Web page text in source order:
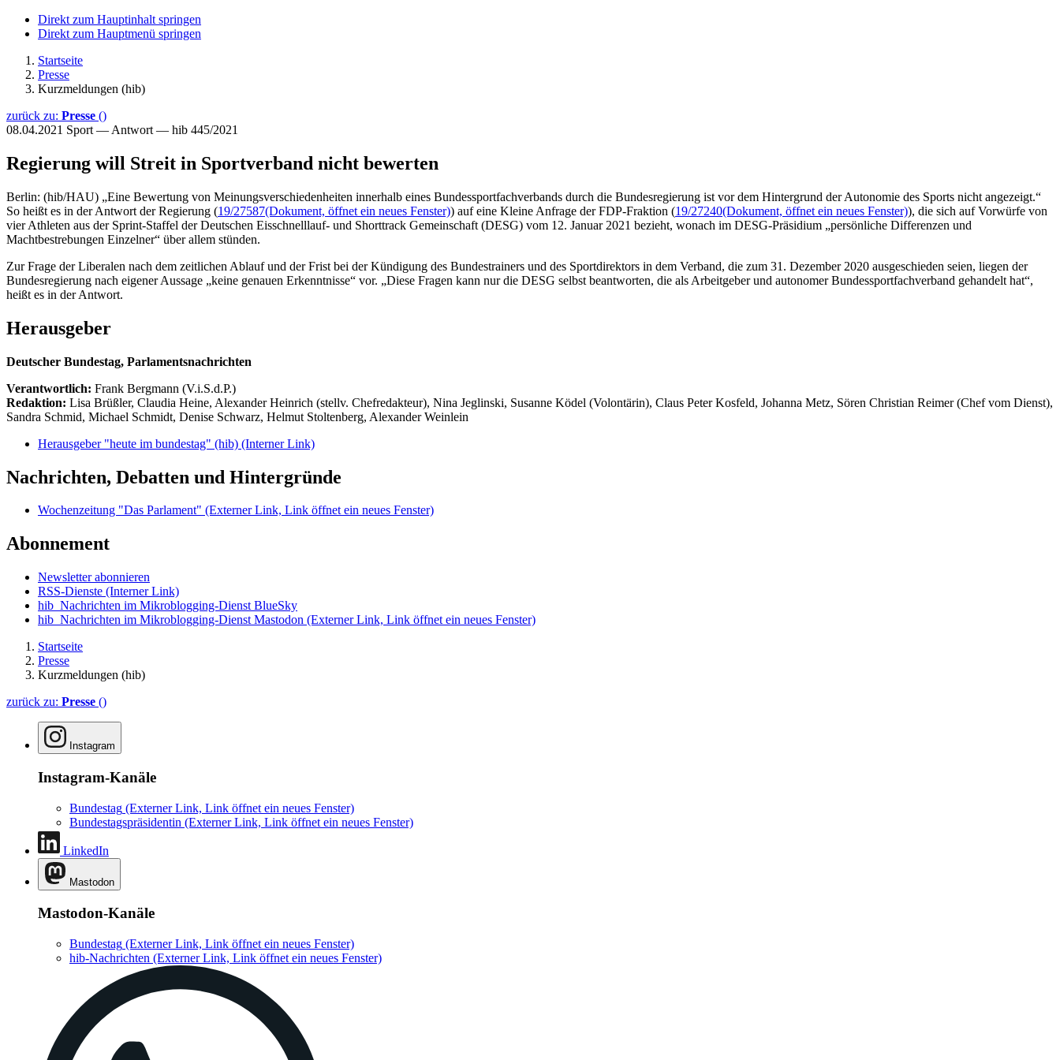
Direkt zum Hauptinhalt springen
Direkt zum Hauptmenü springen
Startseite
Presse
Kurzmeldungen (hib)
zurück zu: Presse ()
08.04.2021 Sport — Antwort — hib 445/2021
Regierung will Streit in Sportverband nicht bewerten
Berlin: (hib/HAU) „Eine Bewertung von Meinungsverschiedenheiten innerhalb eines Bundessportfachverbands durch die Bundesregierung ist vor dem Hintergrund der Autonomie des Sports nicht angezeigt.“
So heißt es in der Antwort der Regierung (19/27587(Dokument, öffnet ein neues Fenster)) auf eine Kleine Anfrage der FDP-Fraktion (19/27240(Dokument, öffnet ein neues Fenster)), die sich auf Vorwürfe von
vier Athleten aus der Sprint-Staffel der Deutschen Eisschnelllauf- und Shorttrack Gemeinschaft (DESG) vom 12. Januar 2021 bezieht, wonach im DESG-Präsidium „persönliche Differenzen und
Machtbestrebungen Einzelner“ über allem stünden.
Zur Frage der Liberalen nach dem zeitlichen Ablauf und der Frist bei der Kündigung des Bundestrainers und des Sportdirektors in dem Verband, die zum 31. Dezember 2020 ausgeschieden seien, liegen der
Bundesregierung nach eigener Aussage „keine genauen Erkenntnisse“ vor. „Diese Fragen kann nur die DESG selbst beantworten, die als Arbeitgeber und autonomer Bundessportfachverband gehandelt hat“,
heißt es in der Antwort.
Herausgeber
Deutscher Bundestag, Parlamentsnachrichten
Verantwortlich: Frank Bergmann (V.i.S.d.P.)
Redaktion: Lisa Brüßler, Claudia Heine, Alexander Heinrich (stellv. Chefredakteur), Nina Jeglinski, Susanne Ködel (Volontärin), Claus Peter Kosfeld, Johanna Metz, Sören Christian Reimer (Chef vom Dienst),
Sandra Schmid, Michael Schmidt, Denise Schwarz, Helmut Stoltenberg, Alexander Weinlein
Herausgeber "heute im bundestag" (hib) (Interner Link)
Nachrichten, Debatten und Hintergründe
Wochenzeitung "Das Parlament" (Externer Link, Link öffnet ein neues Fenster)
Abonnement
Newsletter abonnieren
RSS-Dienste (Interner Link)
hib_Nachrichten im Mikroblogging-Dienst BlueSky
hib_Nachrichten im Mikroblogging-Dienst Mastodon (Externer Link, Link öffnet ein neues Fenster)
Startseite
Presse
Kurzmeldungen (hib)
zurück zu: Presse ()
Instagram
Instagram-Kanäle
Bundestag (Externer Link, Link öffnet ein neues Fenster)
Bundestagspräsidentin (Externer Link, Link öffnet ein neues Fenster)
LinkedIn
Mastodon
Mastodon-Kanäle
Bundestag (Externer Link, Link öffnet ein neues Fenster)
hib-Nachrichten (Externer Link, Link öffnet ein neues Fenster)